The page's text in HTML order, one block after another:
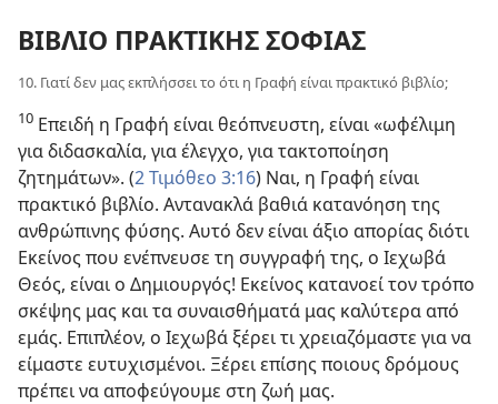
ΒΙΒΛΙΟ ΠΡΑΚΤΙΚΗΣ ΣΟΦΙΑΣ
10. Γιατί δεν μας εκπλήσσει το ότι η Γραφή είναι πρακτικό βιβλίο;
10 Επειδή η Γραφή είναι θεόπνευστη, είναι «ωφέλιμη
για διδασκαλία, για έλεγχο, για τακτοποίηση
ζητημάτων». (2 Τιμόθεο 3:16) Ναι, η Γραφή είναι
πρακτικό βιβλίο. Αντανακλά βαθιά κατανόηση της
ανθρώπινης φύσης. Αυτό δεν είναι άξιο απορίας διότι
Εκείνος που ενέπνευσε τη συγγραφή της, ο Ιεχωβά
Θεός, είναι ο Δημιουργός! Εκείνος κατανοεί τον τρόπο
σκέψης μας και τα συναισθήματά μας καλύτερα από
εμάς. Επιπλέον, ο Ιεχωβά ξέρει τι χρειαζόμαστε για να
είμαστε ευτυχισμένοι. Ξέρει επίσης ποιους δρόμους
πρέπει να αποφεύγουμε στη ζωή μας.